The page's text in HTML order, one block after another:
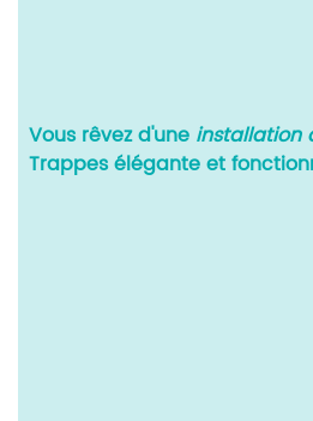
Vous rêvez d'une installation
Trappes élégante et